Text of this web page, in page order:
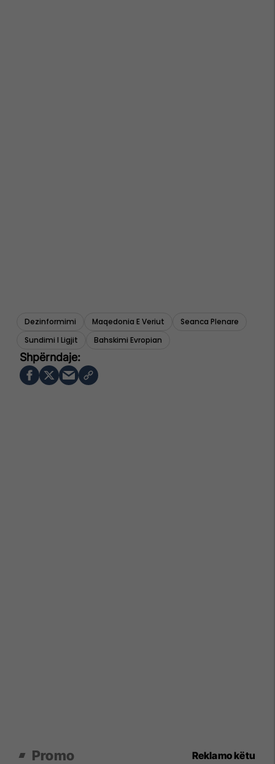
Dezinformimi Maqedonia E Veriut
Seanca Plenare
Sundimi I Ligjit
Bahskimi Evropian
Promo Reklamo këtu